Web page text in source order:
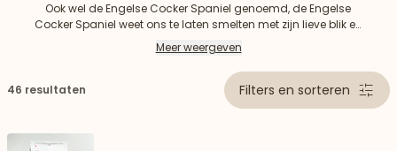
Ook wel de Engelse Cocker Spaniel genoemd, de Engelse
Cocker Spaniel weet ons te laten smelten met zijn lieve blik en
zijn lange zijdeachtige oren. De Engelse Cocker-spaniël is
een zeer goede eter en kan vatbaar zijn voor overgewicht. Met
deze bijzonderheid moet rekening worden gehouden bij het
kiezen van uw Engelse Cocker Spaniel-brokjes.
Ontdek onze Ultra Premium Direct brokken voor uw Engelse
cocker-spaniël.
Meer weergeven
46 resultaten Filters en sorteren